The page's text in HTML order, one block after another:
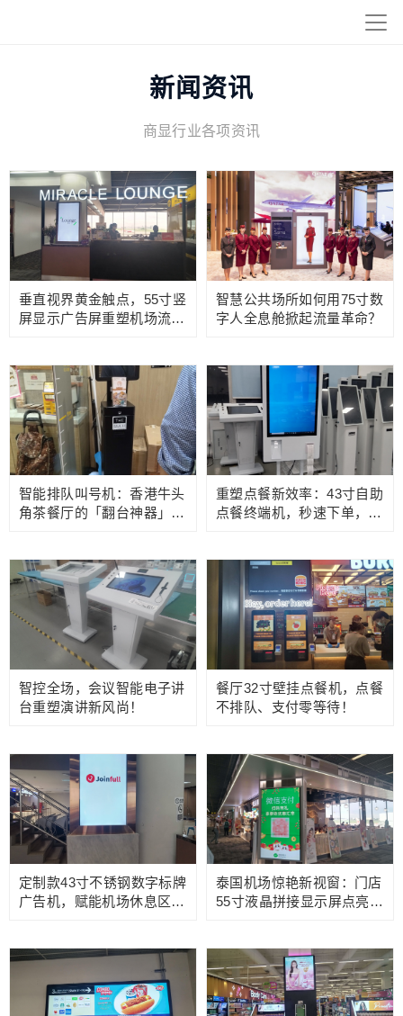
新闻资讯
商显行业各项资讯
垂直视界黄金触点，55寸竖
屏显示广告屏重塑机场流
智慧公共场所如何用75寸数
字人全息舱掀起流量革命？
智能排队叫号机：香港牛头
角茶餐厅的「翻台神器」如
重塑点餐新效率：43寸自助
点餐终端机，秒速下单，效
智控全场，会议智能电子讲
台重塑演讲新风尚！
餐厅32寸壁挂点餐机，点餐
不排队、支付零等待！
定制款43寸不锈钢数字标牌
广告机，赋能机场休息区智
泰国机场惊艳新视窗：门店
55寸液晶拼接显示屏点亮品